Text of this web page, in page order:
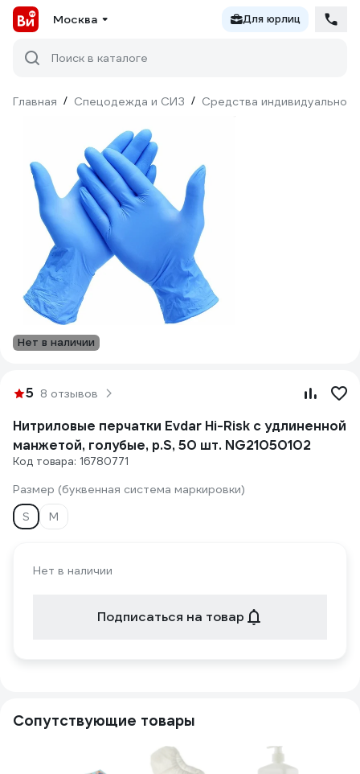
Москва Для юрлиц
Поиск в каталоге
Главная / Спецодежда и СИЗ / Средства индивидуальной
Нет в наличии
5 8 отзывов
Нитриловые перчатки Evdar Hi-Risk с удлиненной
манжетой, голубые, р.S, 50 шт. NG21050102
Код товара: 16780771
Размер (буквенная система маркировки)
S
M
Нет в наличии
Подписаться на товар
Сопутствующие товары